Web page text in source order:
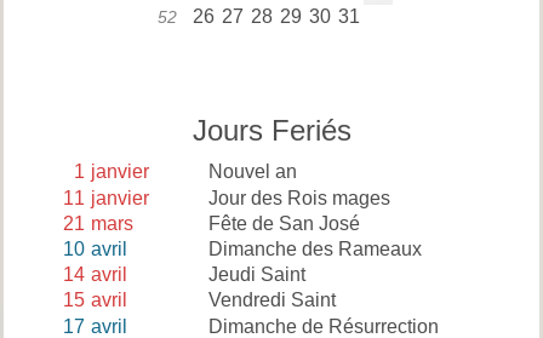
52 26 27 28 29 30 31
Jours Feriés
1 janvier
Nouvel an
11 janvier
Jour des Rois mages
21 mars
Fête de San José
10 avril
Dimanche des Rameaux
14 avril
Jeudi Saint
15 avril
Vendredi Saint
17 avril
Dimanche de Résurrection